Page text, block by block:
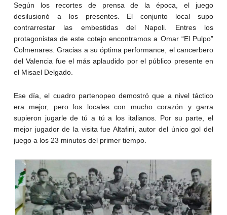
Según los recortes de prensa de la época, el juego
desilusionó a los presentes. El conjunto local supo
contrarrestar las embestidas del Napoli. Entres los
protagonistas de este cotejo encontramos a Omar “El Pulpo”
Colmenares. Gracias a su óptima performance, el cancerbero
del Valencia fue el más aplaudido por el público presente en
el Misael Delgado.
Ese día, el cuadro partenopeo demostró que a nivel táctico
era mejor, pero los locales con mucho corazón y garra
supieron jugarle de tú a tú a los italianos. Por su parte, el
mejor jugador de la visita fue Altafini, autor del único gol del
juego a los 23 minutos del primer tiempo.